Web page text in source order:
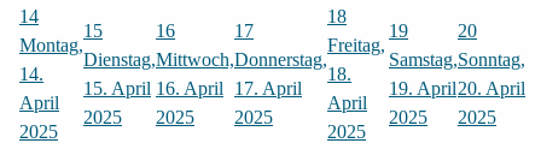
14
Montag,
14.
April
2025
15
Dienstag,
15. April
2025
16
Mittwoch,
16. April
2025
17
Donnerstag,
17. April
2025
18
Freitag,
18.
April
2025
19
Samstag,
19. April
2025
20
Sonntag,
20. April
2025